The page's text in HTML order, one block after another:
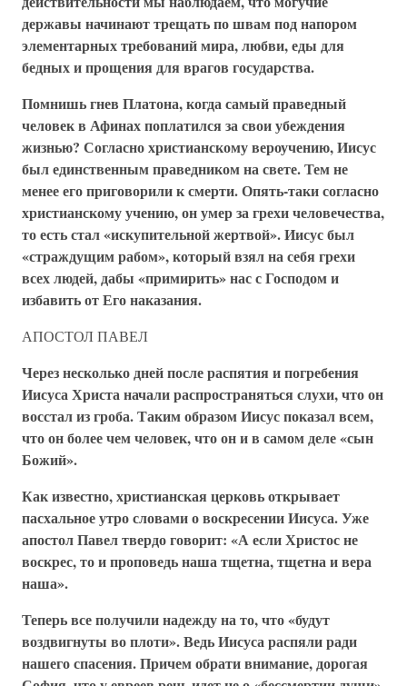
державы начинают трещать по швам под напором
элементарных требований мира, любви, еды для
бедных и прощения для врагов государства.
Помнишь гнев Платона, когда самый праведный
человек в Афинах поплатился за свои убеждения
жизнью? Согласно христианскому вероучению, Иисус
был единственным праведником на свете. Тем не
менее его приговорили к смерти. Опять-таки согласно
христианскому учению, он умер за грехи человечества,
то есть стал «искупительной жертвой». Иисус был
«страждущим рабом», который взял на себя грехи
всех людей, дабы «примирить» нас с Господом и
избавить от Его наказания.
АПОСТОЛ ПАВЕЛ
Через несколько дней после распятия и погребения
Иисуса Христа начали распространяться слухи, что он
восстал из гроба. Таким образом Иисус показал всем,
что он более чем человек, что он и в самом деле «сын
Божий».
Как известно, христианская церковь открывает
пасхальное утро словами о воскресении Иисуса. Уже
апостол Павел твердо говорит: «А если Христос не
воскрес, то и проповедь наша тщетна, тщетна и вера
наша».
Теперь все получили надежду на то, что «будут
воздвигнуты во плоти». Ведь Иисуса распяли ради
нашего спасения. Причем обрати внимание, дорогая